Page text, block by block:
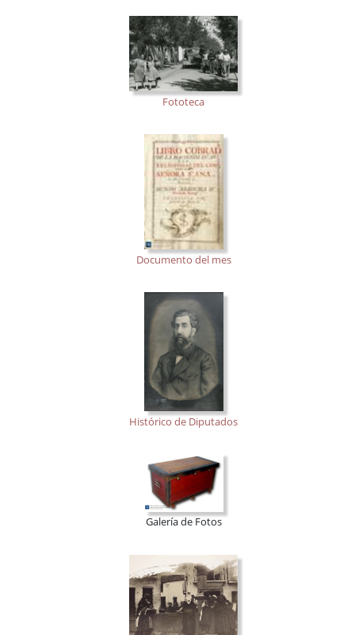
Fototeca
Documento del mes
Histórico de Diputados
Galería de Fotos